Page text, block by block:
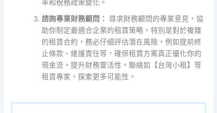
率和稅務政策變化。
諮詢專業財務顧問： 尋求財務顧問的專業意見，協
助你制定最適合企業的租賃策略。特別是對於複雜
的租賃合約，務必仔細評估潛在風險，例如提前終
止條款、維護責任等，確保租賃方案真正優化你的
現金流，提升財務靈活性。聯絡如【台灣小租】等
租賃專家，探索更多可能性。